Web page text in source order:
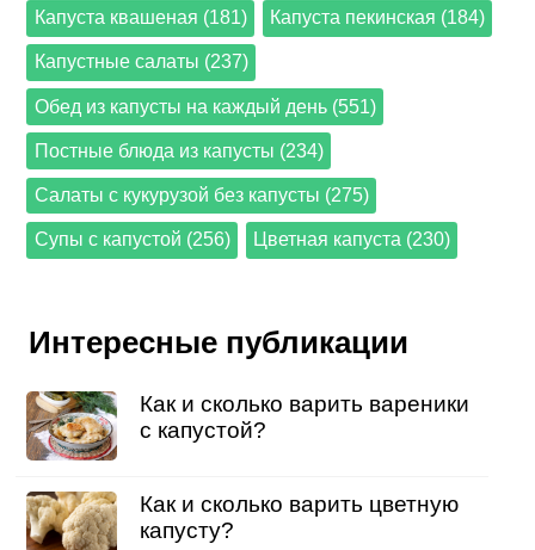
Капуста квашеная (181) Капуста пекинская (184)
Капустные салаты (237)
Обед из капусты на каждый день (551)
Постные блюда из капусты (234)
Салаты с кукурузой без капусты (275)
Супы с капустой (256) Цветная капуста (230)
Интересные публикации
Как и сколько варить вареники
с капустой?
Как и сколько варить цветную
капусту?